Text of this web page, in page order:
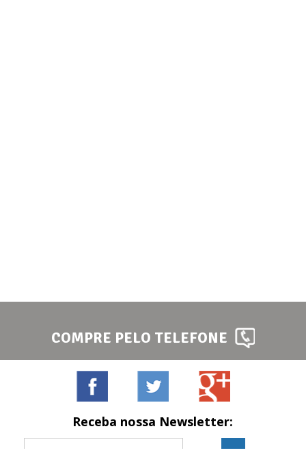
COMPRE PELO TELEFONE
Receba nossa Newsletter: